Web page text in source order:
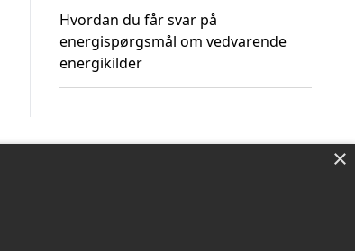
Hvordan du får svar på
energispørgsmål om vedvarende
energikilder
×